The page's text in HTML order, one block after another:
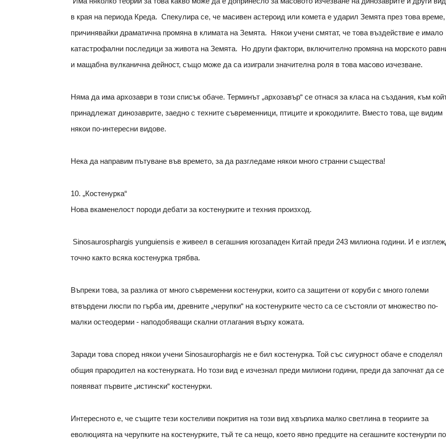
в края на периода Креда. Спекулира се, че масивен астероид или комета е ударил Земята през това време,
причинявайки драматична промяна в климата на Земята. Някои учени смятат, че това въздействие е имало
катастрофални последици за живота на Земята. Но други фактори, включително промяна на морското
и мащабна вулканична дейност, също може да са изиграли значителна роля в това масово изчезване.
Няма да има архозаври в този списък обаче. Терминът „архозавър“ се отнася за класа на създания, към
принадлежат динозаврите, заедно с техните съвременници, птиците и крокодилите. Вместо това, ще видим
някои по-интересни видове.
Нека да направим пътуване във времето, за да разгледаме някои много странни същества!
10. „Костенурка“
Нова вкаменелост породи дебати за костенурките и техния произход.
Sinosaurosphargis yunguiensis е живеел в сегашния югозападен Китай преди 243 милиона години. И е
точно както всяка костенурка трябва.
Въпреки това, за разлика от много съвременни костенурки, които са защитени от коруби с много големи
втвърдени люспи по гърба им, древните „черупки“ на костенурките често са се състояли от множество по-
малки остеодерми - наподобяващи скални отлагания върху кожата.
Заради това според някои учени Sinosaurophargis не е бил костенурка. Той със сигурност обаче е споделял
общия прародител на костенурката. Но този вид е изчезнал преди милиони години, преди да започнат да се
появяват първите „истински“ костенурки.
Интересното е, че същите тези костеливи покрития на този вид хвърлиха малко светлина в теориите за
еволюцията на черупките на костенурките, тъй те са нещо, което явно предците на сегашните костенурли